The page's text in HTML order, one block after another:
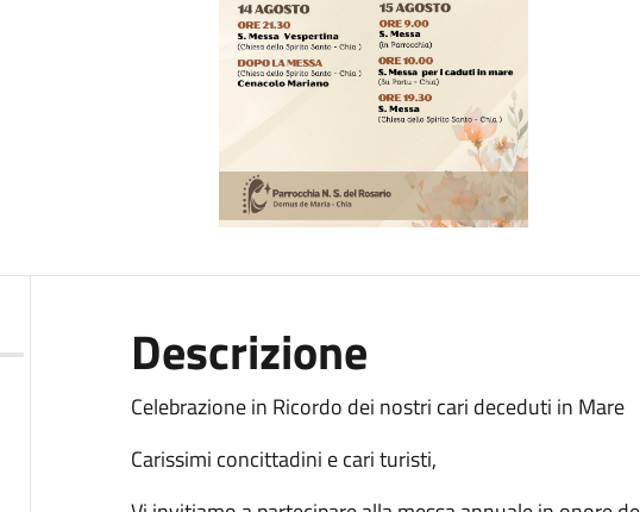
Descrizione
Celebrazione in Ricordo dei nostri cari deceduti in Mare
Carissimi concittadini e cari turisti,